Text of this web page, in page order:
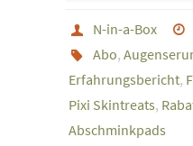
N-in-a-Box
Abo,
Erfahrungsbericht,
Pixi Skintreats,
Abschminkpads